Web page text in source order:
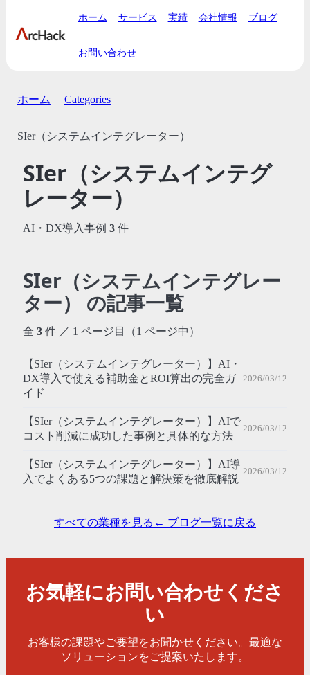
ホーム サービス 実績 会社情報 ブログ
お問い合わせ
ホーム Categories
SIer（システムインテグレーター）
SIer（システムインテグ
レーター）
AI・DX導入事例 3件
SIer（システムインテグレー
ター） の記事一覧
全 3件 ／ 1 ページ目（1 ページ中）
【SIer（システムインテグレーター）】AI・
DX導入で使える補助金とROI算出の完全ガ
イド
2026/03/12
【SIer（システムインテグレーター）】AIで
コスト削減に成功した事例と具体的な方法
2026/03/12
【SIer（システムインテグレーター）】AI導
入でよくある5つの課題と解決策を徹底解説
2026/03/12
すべての業種を見る ← ブログ一覧に戻る
お気軽にお問い合わせくださ
い
お客様の課題やご要望をお聞かせください。最適な
ソリューションをご提案いたします。